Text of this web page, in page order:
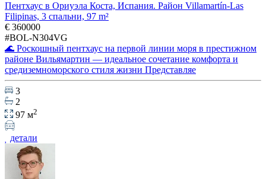
Пентхаус в Ориуэла Коста, Испания. Район Villamartín-Las
Filipinas, 3 спальни, 97 m²
€ 360000
#BOL-N304VG
🌊 Роскошный пентхаус на первой линии моря в престижном
районе Вильямартин — идеальное сочетание комфорта и
средиземноморского стиля жизни Представляе
3
2
97 м2
детали